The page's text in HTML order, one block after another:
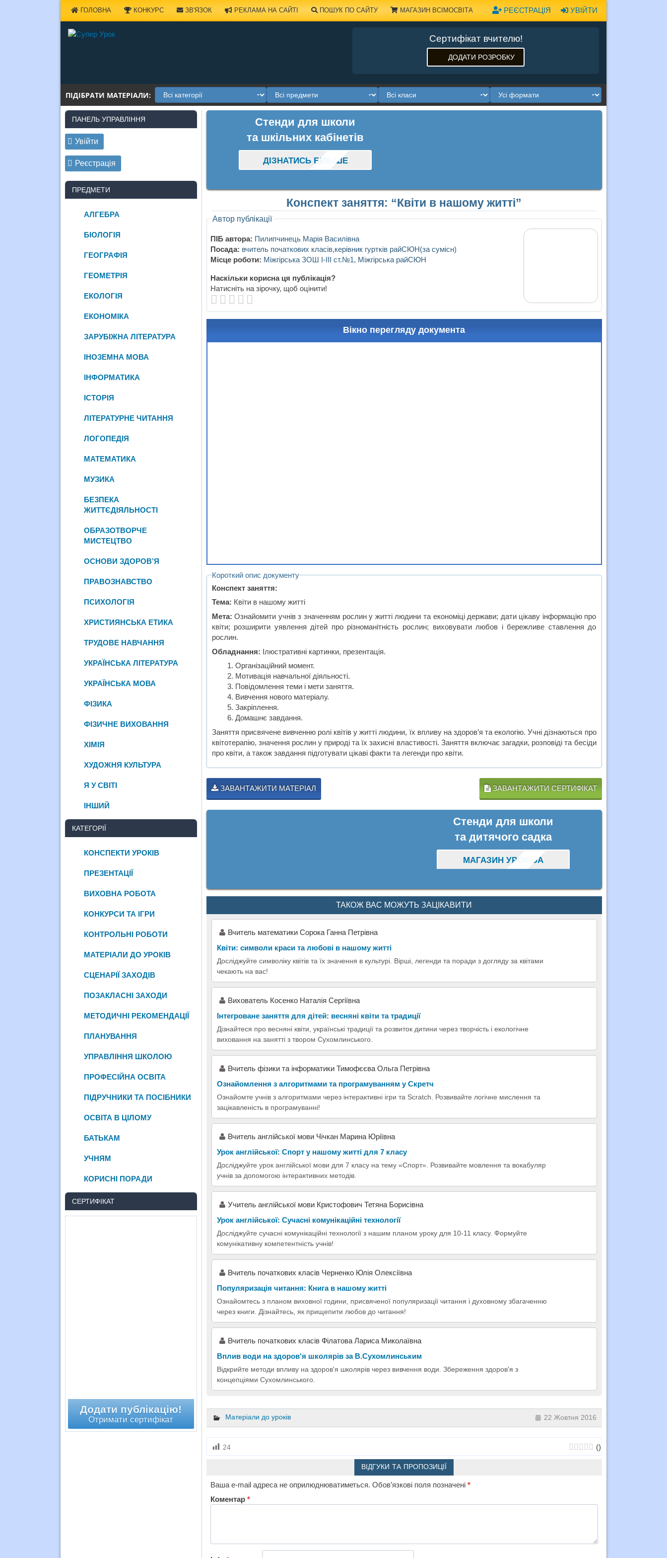
УВІЙТИ
РЕЄСТРАЦІЯ
ГОЛОВНА КОНКУРС ЗВ'ЯЗОК РЕКЛАМА НА САЙТІ ПОШУК ПО САЙТУ МАГАЗИН ВСІМОСВІТА
Сертифікат вчителю!
ДОДАТИ РОЗРОБКУ
ПІДІБРАТИ МАТЕРІАЛИ:
Стенди для школи
та шкільних кабінетів
ДІЗНАТИСЬ БІЛЬШЕ
Конспект заняття: “Квіти в нашому житті”
Автор публікації
ПІБ автора: Пилипчинець Марія Василівна
Посада: вчитель початкових класів,керівник гуртків райСЮН(за сумісн)
Місце роботи: Міжгірська ЗОШ I-III ст.№1, Міжгірська райСЮН
Наскільки корисна ця публікація?
Натисніть на зірочку, щоб оцінити!
Вікно перегляду документа
Короткий опис документу
Конспект заняття:
Тема: Квіти в нашому житті
Мета: Ознайомити учнів з значенням рослин у житті людини та економіці держави; дати цікаву інформацію про
квіти; розширити уявлення дітей про різноманітність рослин; виховувати любов і бережливе ставлення до
рослин.
Обладнання: Ілюстративні картинки, презентація.
Організаційний момент.
Мотивація навчальної діяльності.
Повідомлення теми і мети заняття.
Вивчення нового матеріалу.
Закріплення.
Домашнє завдання.
Заняття присвячене вивченню ролі квітів у житті людини, їх впливу на здоров’я та екологію. Учні дізнаються про
квітотерапію, значення рослин у природі та їх захисні властивості. Заняття включає загадки, розповіді та бесіди
про квіти, а також завдання підготувати цікаві факти та легенди про квіти.
ЗАВАНТАЖИТИ МАТЕРІАЛ ЗАВАНТАЖИТИ СЕРТИФІКАТ
Стенди для школи
та дитячого садка
МАГАЗИН УРОК-UA
ТАКОЖ ВАС МОЖУТЬ ЗАЦІКАВИТИ
Вчитель математики Сорока Ганна Петрівна
Квіти: символи краси та любові в нашому житті
Досліджуйте символіку квітів та їх значення в культурі. Вірші, легенди та поради з догляду за квітами
чекають на вас!
Вихователь Косенко Наталія Сергіївна
Інтегроване заняття для дітей: весняні квіти та традиції
Дізнайтеся про весняні квіти, українські традиції та розвиток дитини через творчість і екологічне
виховання на занятті з твором Сухомлинського.
Вчитель фізики та інформатики Тимофєєва Ольга Петрівна
Ознайомлення з алгоритмами та програмуванням у Скретч
Ознайомте учнів з алгоритмами через інтерактивні ігри та Scratch. Розвивайте логічне мислення та
зацікавленість в програмуванні!
Вчитель англійської мови Чічкан Марина Юріївна
Урок англійської: Спорт у нашому житті для 7 класу
Досліджуйте урок англійської мови для 7 класу на тему «Спорт». Розвивайте мовлення та вокабуляр
учнів за допомогою інтерактивних методів.
Учитель англійської мови Кристофович Тетяна Борисівна
Урок англійської: Сучасні комунікаційні технології
Досліджуйте сучасні комунікаційні технології з нашим планом уроку для 10-11 класу. Формуйте
комунікативну компетентність учнів!
Вчитель початкових класів Черненко Юлія Олексіївна
Популяризація читання: Книга в нашому житті
Ознайомтесь з планом виховної години, присвяченої популяризації читання і духовному збагаченню
через книги. Дізнайтесь, як прищепити любов до читання!
Вчитель початкових класів Філатова Лариса Миколаївна
Вплив води на здоров'я школярів за В.Сухомлинським
Відкрийте методи впливу на здоров'я школярів через вивчення води. Збереження здоров'я з
концепціями Сухомлинського.
Матеріали до уроків 22 Жовтня 2016
24 ()
ВІДГУКИ ТА ПРОПОЗИЦІЇ
Ваша e-mail адреса не оприлюднюватиметься. Обов’язкові поля позначені *
Коментар *
ПАНЕЛЬ УПРАВЛІННЯ
Увійти
Реєстрація
ПРЕДМЕТИ
АЛГЕБРА
БІОЛОГІЯ
ГЕОГРАФІЯ
ГЕОМЕТРІЯ
ЕКОЛОГІЯ
ЕКОНОМІКА
ЗАРУБІЖНА ЛІТЕРАТУРА
ІНОЗЕМНА МОВА
ІНФОРМАТИКА
ІСТОРІЯ
ЛІТЕРАТУРНЕ ЧИТАННЯ
ЛОГОПЕДІЯ
МАТЕМАТИКА
МУЗИКА
БЕЗПЕКА
ЖИТТЄДІЯЛЬНОСТІ
ОБРАЗОТВОРЧЕ
МИСТЕЦТВО
ОСНОВИ ЗДОРОВ’Я
ПРАВОЗНАВСТВО
ПСИХОЛОГІЯ
ХРИСТИЯНСЬКА ЕТИКА
ТРУДОВЕ НАВЧАННЯ
УКРАЇНСЬКА ЛІТЕРАТУРА
УКРАЇНСЬКА МОВА
ФІЗИКА
ФІЗИЧНЕ ВИХОВАННЯ
ХІМІЯ
ХУДОЖНЯ КУЛЬТУРА
Я У СВІТІ
ІНШИЙ
КАТЕГОРІЇ
КОНСПЕКТИ УРОКІВ
ПРЕЗЕНТАЦІЇ
ВИХОВНА РОБОТА
КОНКУРСИ ТА ІГРИ
КОНТРОЛЬНІ РОБОТИ
МАТЕРІАЛИ ДО УРОКІВ
СЦЕНАРІЇ ЗАХОДІВ
ПОЗАКЛАСНІ ЗАХОДИ
МЕТОДИЧНІ РЕКОМЕНДАЦІЇ
ПЛАНУВАННЯ
УПРАВЛІННЯ ШКОЛОЮ
ПРОФЕСІЙНА ОСВІТА
ПІДРУЧНИКИ ТА ПОСІБНИКИ
ОСВІТА В ЦІЛОМУ
БАТЬКАМ
УЧНЯМ
КОРИСНІ ПОРАДИ
СЕРТИФІКАТ
Додати публікацію!
Отримати сертифікат